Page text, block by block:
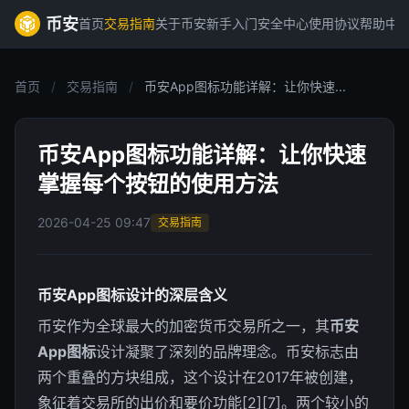
币安首页交易指南关于币安新手入门安全中心使用协议帮助中
首页 / 交易指南 / 币安App图标功能详解：让你快速...
币安App图标功能详解：让你快速
掌握每个按钮的使用方法
2026-04-25 09:47 交易指南
币安App图标设计的深层含义
币安作为全球最大的加密货币交易所之一，其币安
App图标设计凝聚了深刻的品牌理念。币安标志由
两个重叠的方块组成，这个设计在2017年被创建，
象征着交易所的出价和要价功能[2][7]。两个较小的